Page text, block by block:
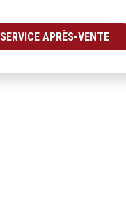
SERVICE APRÈS-VENTE